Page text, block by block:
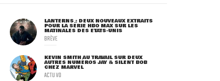
LANTERNS : DEUX NOUVEAUX EXTRAITS
POUR LA SÉRIE HBO MAX SUR LES
MATINALES DES ETATS-UNIS
BRÈVE
KEVIN SMITH AU TRAVAIL SUR DEUX
AUTRES NUMÉROS JAY & SILENT BOB
CHEZ MARVEL
ACTU VO